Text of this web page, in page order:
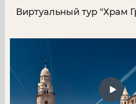
Виртуальный тур "Храм